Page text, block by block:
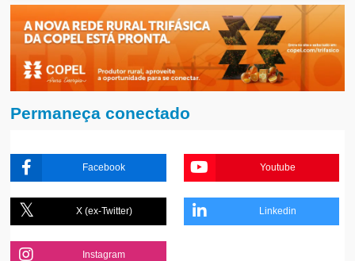
Permaneça conectado
Facebook Youtube
X (ex-Twitter) Linkedin
Instagram